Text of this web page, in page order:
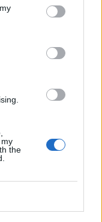
the
laza
az örökölt árnyak